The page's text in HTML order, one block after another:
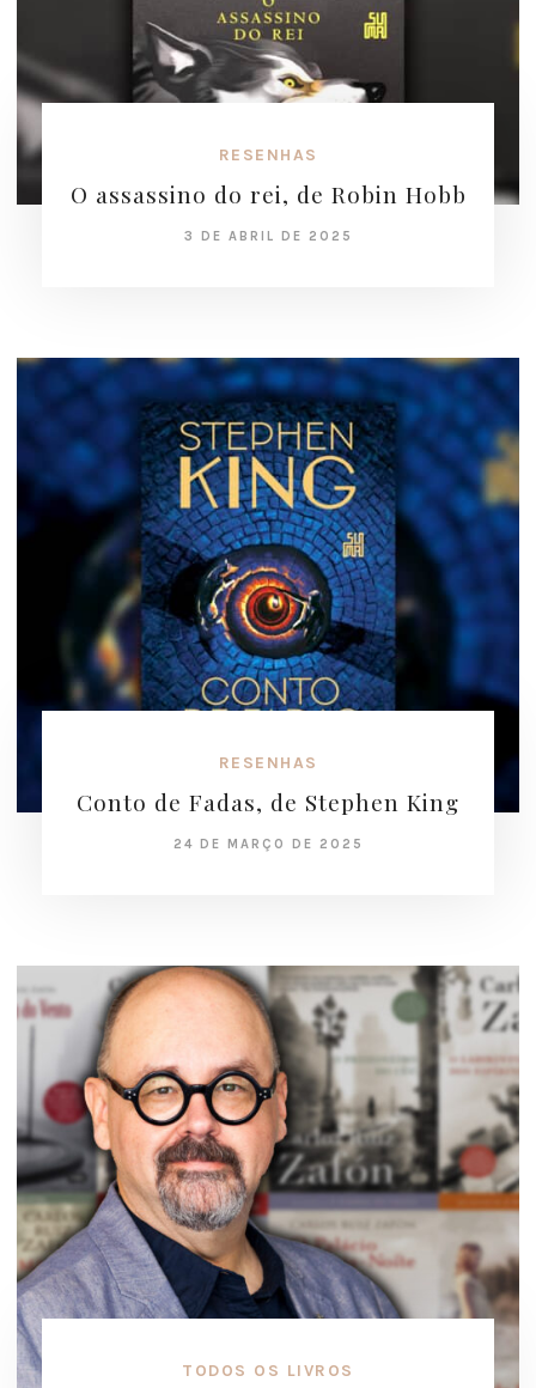
RESENHAS
O assassino do rei, de Robin Hobb
3 DE ABRIL DE 2025
RESENHAS
Conto de Fadas, de Stephen King
24 DE MARÇO DE 2025
TODOS OS LIVROS